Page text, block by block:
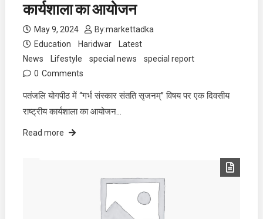
कार्यशाला का आयोजन
May 9, 2024 By:markettadka
Education
Haridwar
Latest
News
Lifestyle special news
special report
0 Comments
पतंजलि योगपीठ में “गर्भ संस्कार संतति सृजनम्” विषय पर एक दिवसीय
राष्ट्रीय कार्यशाला का आयोजन…
Read more